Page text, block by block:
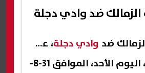
الزمالك ضد وادي دجلة
ضد وادي دجلة، على
استاد السلام، اليوم الأحد، الموافق 31-8-